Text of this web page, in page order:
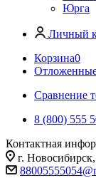
Юрга
Личный
Корзина0
Сравнение
8 (800) 555
Контактная
г.